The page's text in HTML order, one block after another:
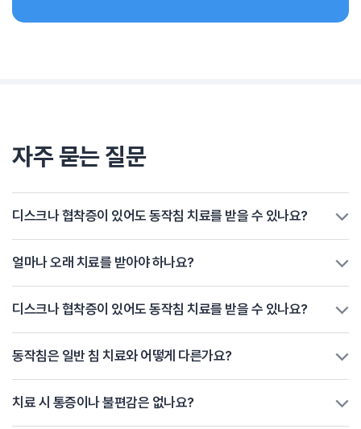
자주 묻는 질문
디스크나 협착증이 있어도 동작침 치료를 받을 수 있나요?
얼마나 오래 치료를 받아야 하나요?
디스크나 협착증이 있어도 동작침 치료를 받을 수 있나요?
동작침은 일반 침 치료와 어떻게 다른가요?
치료 시 통증이나 불편감은 없나요?